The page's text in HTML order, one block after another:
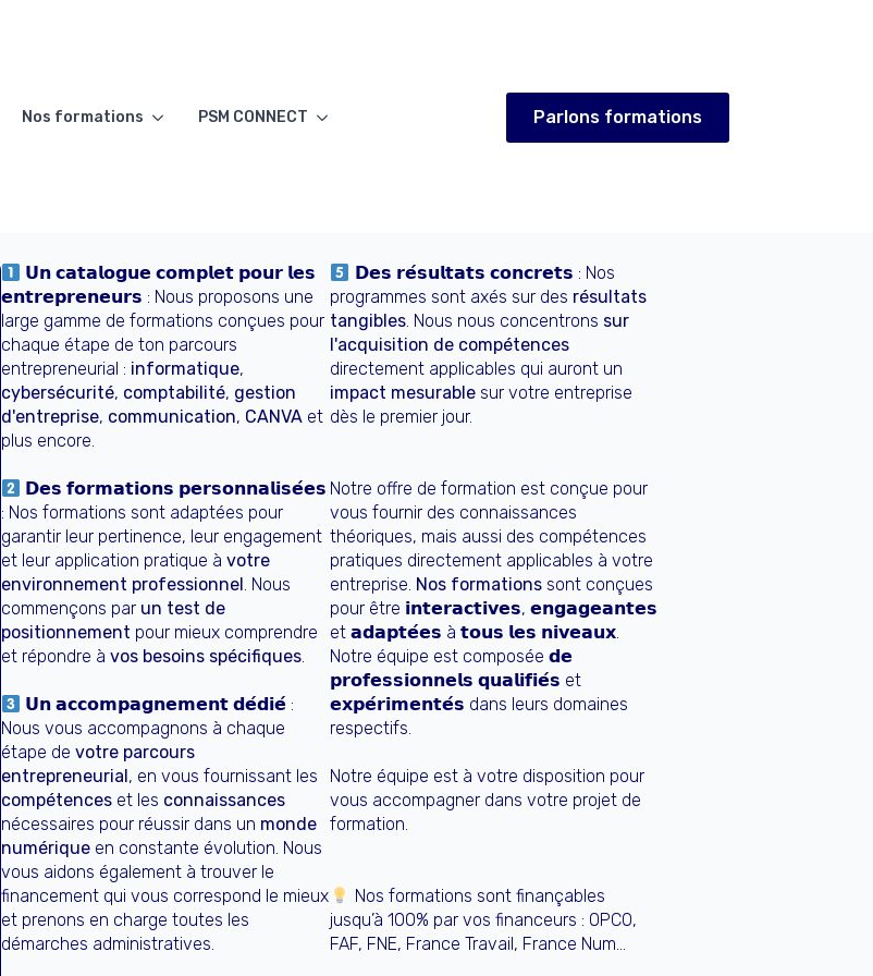
Nos formations PSM CONNECT Parlons formations
𝗨𝗻 𝗰𝗮𝘁𝗮𝗹𝗼𝗴𝘂𝗲 𝗰𝗼𝗺𝗽𝗹𝗲𝘁 𝗽𝗼𝘂𝗿 𝗹𝗲𝘀
𝗲𝗻𝘁𝗿𝗲𝗽𝗿𝗲𝗻𝗲𝘂𝗿𝘀 : Nous proposons une
large gamme de formations conçues pour
chaque étape de ton parcours
entrepreneurial : informatique,
cybersécurité, comptabilité, gestion
d'entreprise, communication, CANVAet
plus encore.
𝗗𝗲𝘀 𝗳𝗼𝗿𝗺𝗮𝘁𝗶𝗼𝗻𝘀 𝗽𝗲𝗿𝘀𝗼𝗻𝗻𝗮𝗹𝗶𝘀𝗲́𝗲𝘀
: Nos formations sont adaptées pour
garantir leur pertinence, leur engagement
et leur application pratique à votre
environnement professionnel. Nous
commençons par un test de
positionnement pour mieux comprendre
et répondre à vos besoins spécifiques.
𝗨𝗻 𝗮𝗰𝗰𝗼𝗺𝗽𝗮𝗴𝗻𝗲𝗺𝗲𝗻𝘁 𝗱𝗲́𝗱𝗶𝗲́ :
Nous vous accompagnons à chaque
étape de votre parcours
entrepreneurial, en vous fournissant les
compétenceset les connaissances
nécessaires pour réussir dans un monde
numériqueen constante évolution. Nous
vous aidons également à trouver le
financement qui vous correspond le mieux
et prenons en charge toutes les
démarches administratives.
𝗗𝗲𝘀 𝗿𝗲́𝘀𝘂𝗹𝘁𝗮𝘁𝘀 𝗰𝗼𝗻𝗰𝗿𝗲𝘁𝘀 : Nos
programmes sont axés sur des résultats
tangibles. Nous nous concentrons sur
l'acquisition de compétences
directement applicables qui auront un
impact mesurable sur votre entreprise
dès le premier jour.
Notre offre de formation est conçue pour
vous fournir des connaissances
théoriques, mais aussi des compétences
pratiques directement applicables à votre
entreprise. Nos formations sont conçues
pour être 𝗶𝗻𝘁𝗲𝗿𝗮𝗰𝘁𝗶𝘃𝗲𝘀, 𝗲𝗻𝗴𝗮𝗴𝗲𝗮𝗻𝘁𝗲𝘀
et 𝗮𝗱𝗮𝗽𝘁𝗲́𝗲𝘀 à 𝘁𝗼𝘂𝘀 𝗹𝗲𝘀 𝗻𝗶𝘃𝗲𝗮𝘂𝘅.
Notre équipe est composée 𝗱𝗲
𝗽𝗿𝗼𝗳𝗲𝘀𝘀𝗶𝗼𝗻𝗻𝗲𝗹𝘀 𝗾𝘂𝗮𝗹𝗶𝗳𝗶𝗲́𝘀 et
𝗲𝘅𝗽𝗲́𝗿𝗶𝗺𝗲𝗻𝘁𝗲́𝘀 dans leurs domaines
respectifs.
Notre équipe est à votre disposition pour
vous accompagner dans votre projet de
formation.
Nos formations sont finançables
jusqu’à 100% par vos financeurs : OPCO,
FAF, FNE, France Travail, France Num…